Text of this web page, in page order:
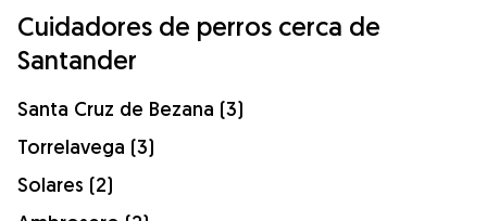
Cuidadores de perros cerca de
Santander
Santa Cruz de Bezana (3)
Torrelavega (3)
Solares (2)